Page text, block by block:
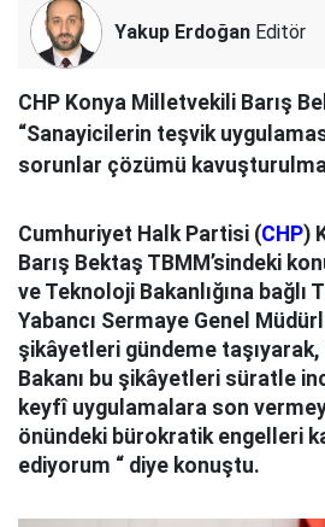
Yakup Erdoğan Editör
CHP Konya Milletvekili Barış
“Sanayicilerin teşvik
sorunlar çözümü
Cumhuriyet Halk Partisi (CHP)
Barış Bektaş TBMM’sindeki
ve Teknoloji Bakanlığına bağlı
Yabancı Sermaye Genel
şikâyetleri gündeme taşıyarak,
Bakanı bu şikâyetleri süratle
keyfî uygulamalara son
önündeki bürokratik engelleri
ediyorum “ diye konuştu.